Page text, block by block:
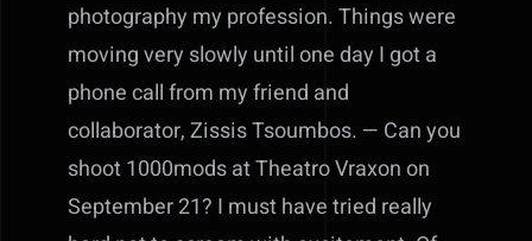
photography my profession. Things were
moving very slowly until one day I got a
phone call from my friend and
collaborator, Zissis Tsoumbos. — Can you
shoot 1000mods at Theatro Vraxon on
September 21? I must have tried really